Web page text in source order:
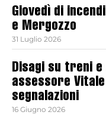
Giovedì di
e Mergozzo
31 Luglio 2026
Disagi su treni
assessore
segnalazioni
16 Giugno 2026